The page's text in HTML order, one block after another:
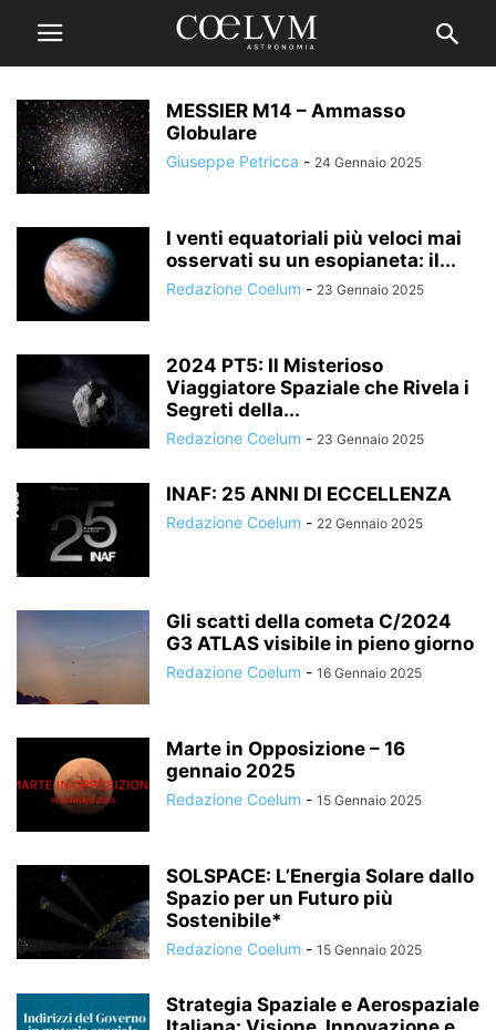
MESSIER M14 – Ammasso
Globulare
Giuseppe Petricca - 24 Gennaio 2025
I venti equatoriali più veloci mai
osservati su un esopianeta: il...
Redazione Coelum - 23 Gennaio 2025
2024 PT5: Il Misterioso
Viaggiatore Spaziale che Rivela i
Segreti della...
Redazione Coelum - 23 Gennaio 2025
INAF: 25 ANNI DI ECCELLENZA
Redazione Coelum - 22 Gennaio 2025
Gli scatti della cometa C/2024
G3 ATLAS visibile in pieno giorno
Redazione Coelum - 16 Gennaio 2025
Marte in Opposizione – 16
gennaio 2025
Redazione Coelum - 15 Gennaio 2025
SOLSPACE: L’Energia Solare dallo
Spazio per un Futuro più
Sostenibile*
Redazione Coelum - 15 Gennaio 2025
Strategia Spaziale e Aerospaziale